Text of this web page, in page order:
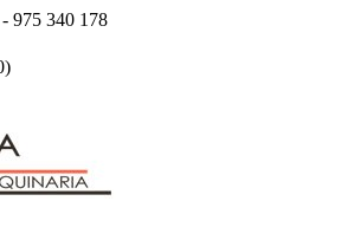
975 340 178